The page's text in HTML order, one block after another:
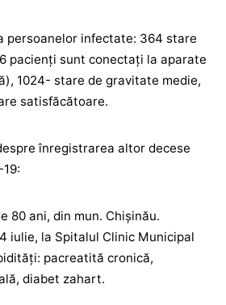
persoanelor infectate: 364 stare
pacienți sunt conectați la aparate
1024- stare de gravitate medie,
satisfăcătoare.
înregistrarea altor decese
80 ani, din mun. Chișinău.
iulie, la Spitalul Clinic Municipal
pacreatită cronică,
diabet zahart.